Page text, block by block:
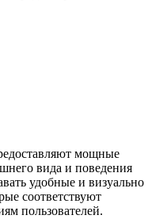
мощные
вида и поведения
удобные и визуально
соответствуют
пользователей.